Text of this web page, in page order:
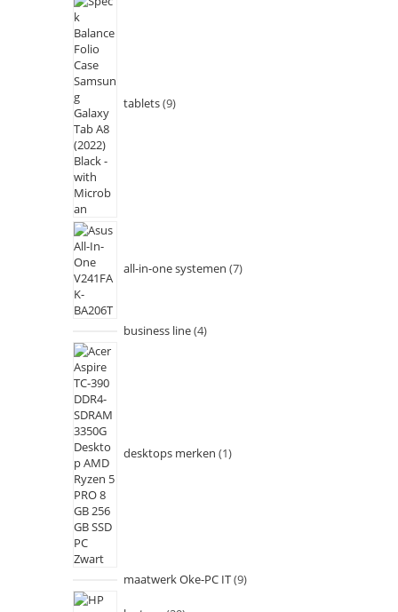
tablets 9
all-in-one systemen 7
business line 4
desktops merken 1
maatwerk Oke-PC IT 9